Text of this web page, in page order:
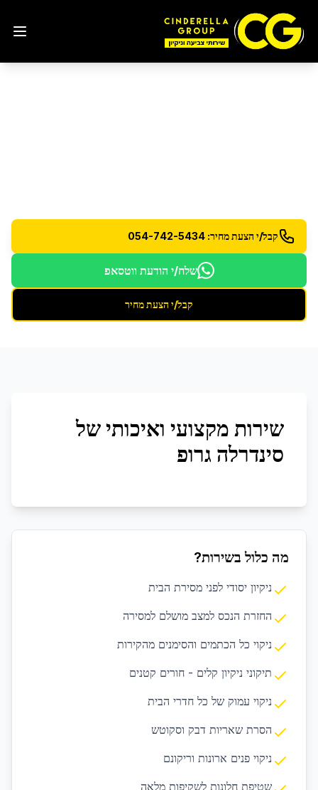
קבל/י הצעת מחיר: 054-742-5434
שלח/י הודעת ווטסאפ
קבל/י הצעת מחיר
שירות מקצועי ואיכותי של
סינדרלה גרופ
מה כלול בשירות?
ניקיון יסודי לפני מסירת הבית
החזרת הנכס למצב מושלם למסירה
ניקוי כל הכתמים והסימנים מהקירות
תיקוני ניקיון קלים - חורים קטנים
ניקוי עמוק של כל חדרי הבית
הסרת שאריות דבק וסקוטש
ניקוי פנים ארונות וריקונם
שטיפת חלונות לשקיפות מלאה